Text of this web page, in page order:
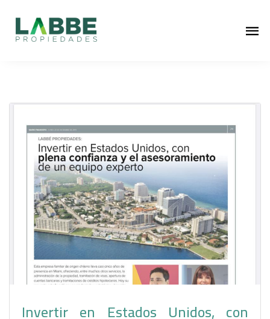
Invertir en Estados Unidos, con